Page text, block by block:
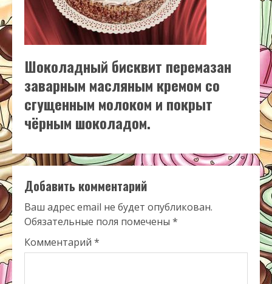
Шоколадный бисквит перемазан
заварным масляным кремом со
сгущенным молоком и покрыт
чёрным шоколадом.
Добавить комментарий
Ваш адрес email не будет опубликован.
Обязательные поля помечены *
Комментарий *